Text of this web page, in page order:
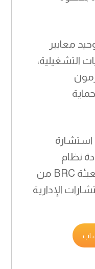
معايير
التشغيلية،
استشارة
نظام
سلامة مواد التغليف والتعبئة BRC من
الإدارية